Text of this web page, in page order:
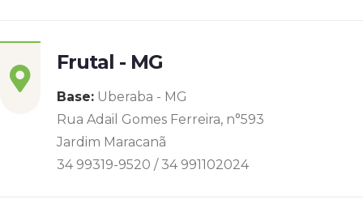
Frutal - MG
Base: Uberaba - MG
Rua Adail Gomes Ferreira, n°593
Jardim Maracanã
34 99319-9520 / 34 991102024